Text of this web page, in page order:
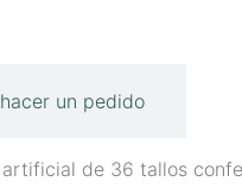
un pedido
de 36 tallos